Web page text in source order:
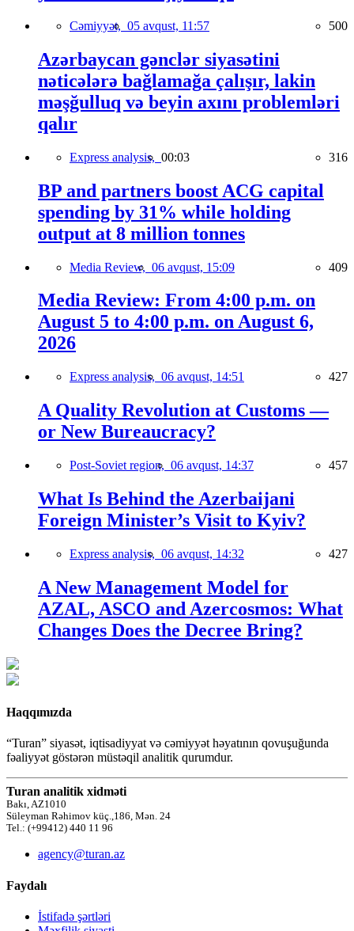
Cəmiyyət, 05 avqust, 11:57 500
Azərbaycan gənclər siyasətini
nəticələrə bağlamağa çalışır, lakin
məşğulluq və beyin axını problemləri
qalır
Express analysis, 00:03 316
BP and partners boost ACG capital
spending by 31% while holding
output at 8 million tonnes
Media Review, 06 avqust, 15:09 409
Media Review: From 4:00 p.m. on
August 5 to 4:00 p.m. on August 6,
2026
Express analysis, 06 avqust, 14:51 427
A Quality Revolution at Customs —
or New Bureaucracy?
Post-Soviet region, 06 avqust, 14:37 457
What Is Behind the Azerbaijani
Foreign Minister’s Visit to Kyiv?
Express analysis, 06 avqust, 14:32 427
A New Management Model for
AZAL, ASCO and Azercosmos: What
Changes Does the Decree Bring?
Haqqımızda
“Turan” siyasət, iqtisadiyyat və cəmiyyət həyatının qovuşuğunda
fəaliyyət göstərən müstəqil analitik qurumdur.
Turan analitik xidməti
Bakı, AZ1010
Süleyman Rəhimov küç.,186, Mən. 24
Tel.: (+99412) 440 11 96
agency@turan.az
Faydalı
İstifadə şərtləri